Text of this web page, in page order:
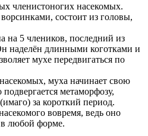
членистоногих насекомых.
состоит из головы,
на 5 члеников, последний из
наделён длинными коготками и
мухе передвигаться по
муха начинает свою
метаморфозу,
за короткий период.
вовремя, ведь оно
в любой форме.